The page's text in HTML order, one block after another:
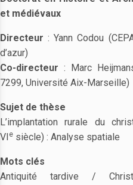
et médiévaux
Directeur : Yann Codou
d’azur)
Co-directeur : Marc
7299, Université Aix-
Sujet de thèse
L’implantation rurale du
VIe siècle) : Analyse spatiale
Mots clés
Antiquité tardive /